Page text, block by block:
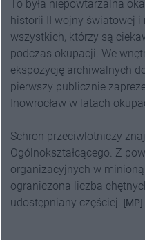
To była niepowtarzalna
historii II wojny światowej
wszystkich, którzy są
podczas okupacji. We
ekspozycję archiwalnych
pierwszy publicznie
Inowrocław w latach
Schron przeciwlotniczy
Ogólnokształcącego. Z
organizacyjnych w
ograniczona liczba
udostępniany częściej. [MP]